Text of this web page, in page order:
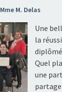
Mme M. Delas
Une
la
Quel
une